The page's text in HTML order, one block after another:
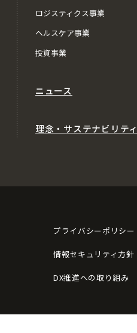
ロジスティクス事業
ヘルスケア事業
投資事業
ニュース
理念・サステナビリティ
プライバシーポリシー
情報セキュリティ方針
DX推進への取り組み